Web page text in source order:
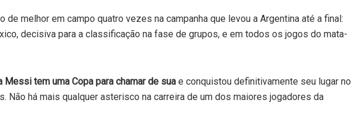
de melhor em campo quatro vezes na campanha que levou a Argentina até a final:
decisiva para a classificação na fase de grupos, e em todos os jogos do mata-
Messi tem uma Copa para chamar de sua e conquistou definitivamente seu lugar no
Não há mais qualquer asterisco na carreira de um dos maiores jogadores da